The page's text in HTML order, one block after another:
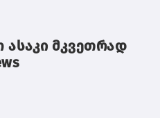
ასაკი მკვეთრად